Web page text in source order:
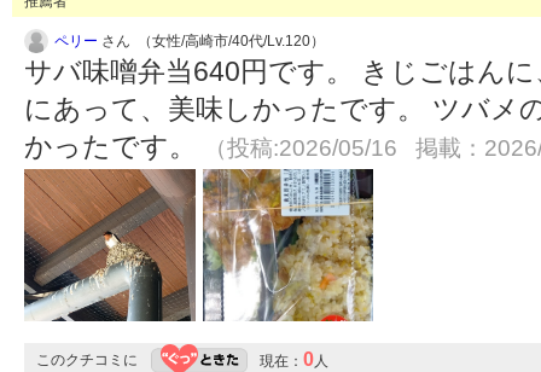
ペリー さん （女性/高崎市/40代/Lv.120）
サバ味噌弁当640円です。 きじごはん
にあって、美味しかったです。 ツバメ
かったです。
（投稿:2026/05/16 掲載：
このクチコミに 現在： 0人